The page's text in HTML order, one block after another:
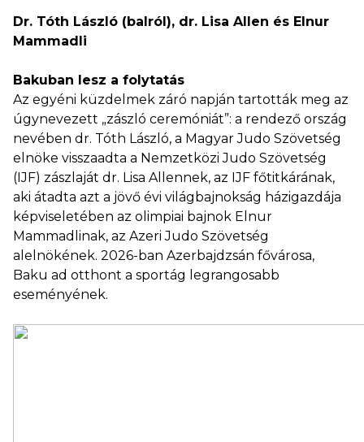
Dr. Tóth László (balról), dr. Lisa Allen és Elnur
Mammadli
Bakuban lesz a folytatás
Az egyéni küzdelmek záró napján tartották meg az
úgynevezett „zászló ceremóniát”: a rendező ország
nevében dr. Tóth László, a Magyar Judo Szövetség
elnöke visszaadta a Nemzetközi Judo Szövetség
(IJF) zászlaját dr. Lisa Allennek, az IJF főtitkárának,
aki átadta azt a jövő évi világbajnokság házigazdája
képviseletében az olimpiai bajnok Elnur
Mammadlinak, az Azeri Judo Szövetség
alelnökének. 2026-ban Azerbajdzsán fővárosa,
Baku ad otthont a sportág legrangosabb
eseményének.